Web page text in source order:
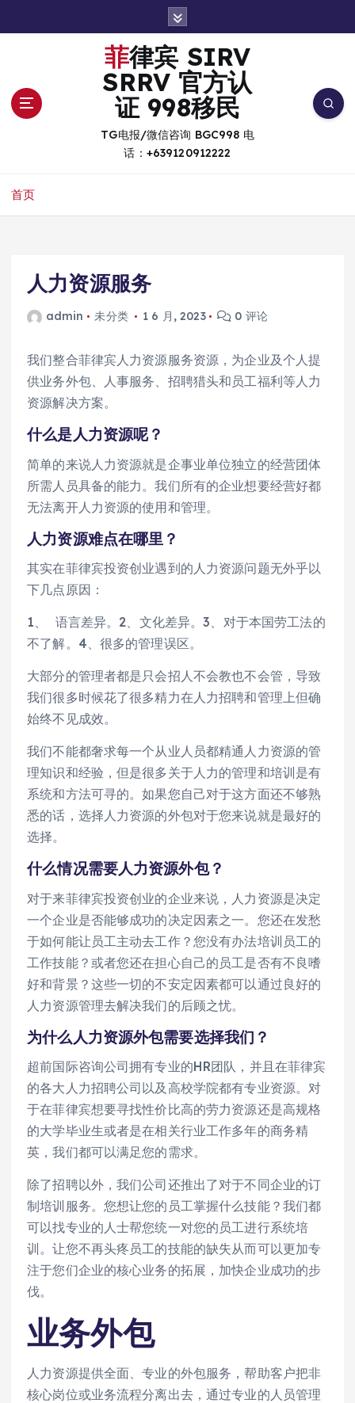
菲律宾 SIRV
SRRV 官方认
证 998移民
TG电报/微信咨询 BGC998 电
话：+639120912222
首页
人力资源服务
admin 未分类 1 6 月, 2023 0 评论
我们整合菲律宾人力资源服务资源，为企业及个人提
供业务外包、人事服务、招聘猎头和员工福利等人力
资源解决方案。
什么是人力资源呢？
简单的来说人力资源就是企事业单位独立的经营团体
所需人员具备的能力。我们所有的企业想要经营好都
无法离开人力资源的使用和管理。
人力资源难点在哪里？
其实在菲律宾投资创业遇到的人力资源问题无外乎以
下几点原因：
1、 语言差异。2、文化差异。3、对于本国劳工法的
不了解。4、很多的管理误区。
大部分的管理者都是只会招人不会教也不会管，导致
我们很多时候花了很多精力在人力招聘和管理上但确
始终不见成效。
我们不能都奢求每一个从业人员都精通人力资源的管
理知识和经验，但是很多关于人力的管理和培训是有
系统和方法可寻的。如果您自己对于这方面还不够熟
悉的话，选择人力资源的外包对于您来说就是最好的
选择。
什么情况需要人力资源外包？
对于来菲律宾投资创业的企业来说，人力资源是决定
一个企业是否能够成功的决定因素之一。您还在发愁
于如何能让员工主动去工作？您没有办法培训员工的
工作技能？或者您还在担心自己的员工是否有不良嗜
好和背景？这些一切的不安定因素都可以通过良好的
人力资源管理去解决我们的后顾之忧。
为什么人力资源外包需要选择我们？
超前国际咨询公司拥有专业的HR团队，并且在菲律宾
的各大人力招聘公司以及高校学院都有专业资源。对
于在菲律宾想要寻找性价比高的劳力资源还是高规格
的大学毕业生或者是在相关行业工作多年的商务精
英，我们都可以满足您的需求。
除了招聘以外，我们公司还推出了对于不同企业的订
制培训服务。您想让您的员工掌握什么技能？我们都
可以找专业的人士帮您统一对您的员工进行系统培
训。让您不再头疼员工的技能的缺失从而可以更加专
注于您们企业的核心业务的拓展，加快企业成功的步
伐。
业务外包
人力资源提供全面、专业的外包服务，帮助客户把非
核心岗位或业务流程分离出去，通过专业的人员管理